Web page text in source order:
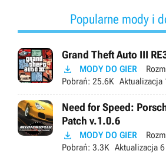
Popularne mody i
Grand Theft Auto III
 MODY DO GIER
Pobrań: 25.6K Aktualizacja
Need for Speed:
Patch v.1.0.6
 MODY DO GIER
Pobrań: 3.3K Aktualizacja